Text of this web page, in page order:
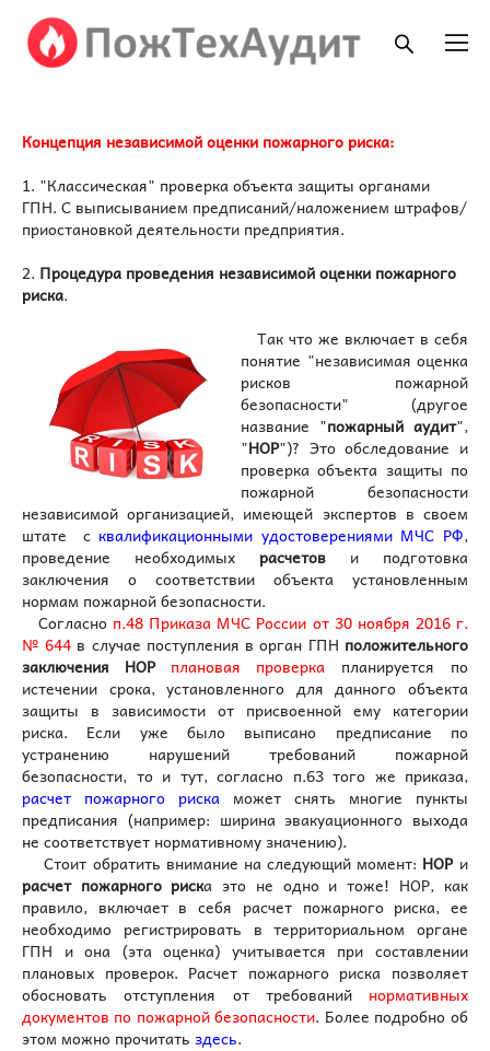
Концепция независимой оценки пожарного риска:
1. "Классическая" проверка объекта защиты органами
ГПН. С выписыванием предписаний/наложением штрафов/
приостановкой деятельности предприятия.
2. Процедура проведения независимой оценки пожарного
риска.
Так что же включает в себя
понятие "независимая оценка
рисков пожарной
безопасности" (другое
название "пожарный аудит",
"НОР")? Это обследование и
проверка объекта защиты по
пожарной безопасности
независимой организацией, имеющей экспертов в своем
штате с квалификационными удостоверениями МЧС РФ,
проведение необходимых расчетов и подготовка
заключения о соответствии объекта установленным
нормам пожарной безопасности.
Согласно п.48 Приказа МЧС России от 30 ноября 2016 г.
№ 644 в случае поступления в орган ГПН положительного
заключения НОР
плановая проверка планируется по
истечении срока, установленного для данного объекта
защиты в зависимости от присвоенной ему категории
риска. Если уже было выписано предписание по
устранению нарушений требований пожарной
безопасности, то и тут, согласно п.63 того же приказа,
расчет пожарного риска может снять многие пункты
предписания (например: ширина эвакуационного выхода
не соответствует нормативному значению).
Стоит обратить внимание на следующий момент: НОРи
расчет пожарного риска это не одно и тоже! НОР, как
правило, включает в себя расчет пожарного риска, ее
необходимо регистрировать в территориальном органе
ГПН и она (эта оценка) учитывается при составлении
плановых проверок. Расчет пожарного риска позволяет
обосновать отступления от требований нормативных
документов по пожарной безопасности. Более подробно об
этом можно прочитать здесь.